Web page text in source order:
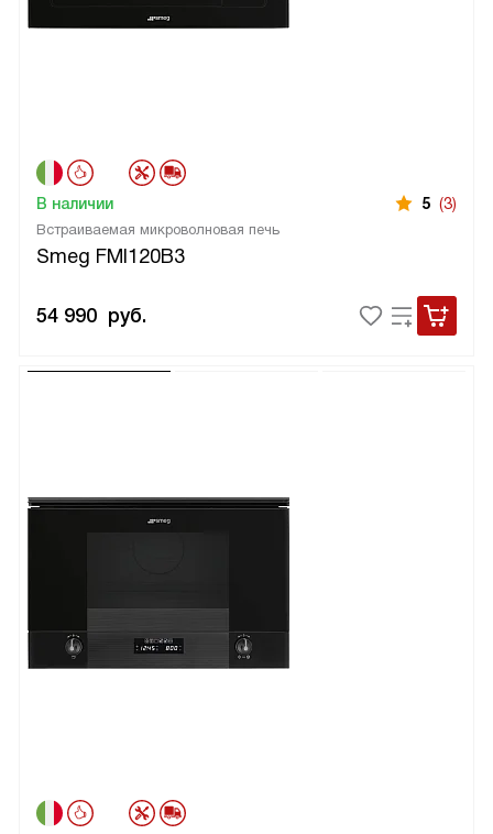
Встраиваемая микроволновая печь
Smeg FMI120B3
В наличии 5 (3)
54 990 руб.